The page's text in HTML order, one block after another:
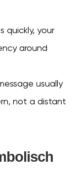
quickly, your
around
usually
not a distant